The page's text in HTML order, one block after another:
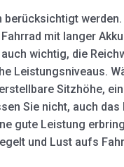
berücksichtigt werden.
mit langer
wichtig, die
Leistungsniveaus.
Sitzhöhe,
Sie nicht, auch das
gute Leistung
und Lust aufs